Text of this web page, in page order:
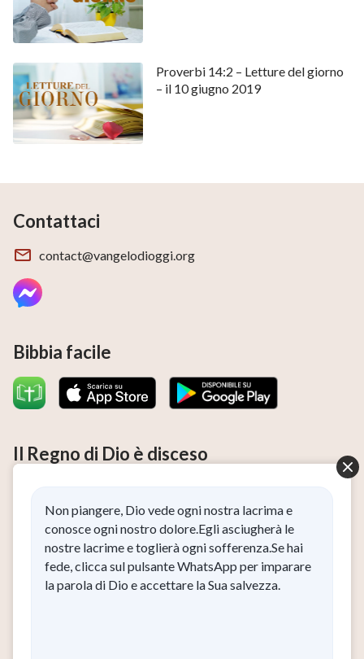
Proverbi 14:2 – Letture del giorno
– il 10 giugno 2019
Contattaci
contact@vangelodioggi.org
Bibbia facile
Il Regno di Dio è disceso
Regno di Dio?
Ho letto e accetto l’Informativa sulla privacy.
Connettiti con noi su Messenger
Non piangere, Dio vede ogni nostra lacrima e
conosce ogni nostro dolore.Egli asciugherà le
nostre lacrime e toglierà ogni sofferenza.Se hai
fede, clicca sul pulsante WhatsApp per imparare
la parola di Dio e accettare la Sua salvezza.